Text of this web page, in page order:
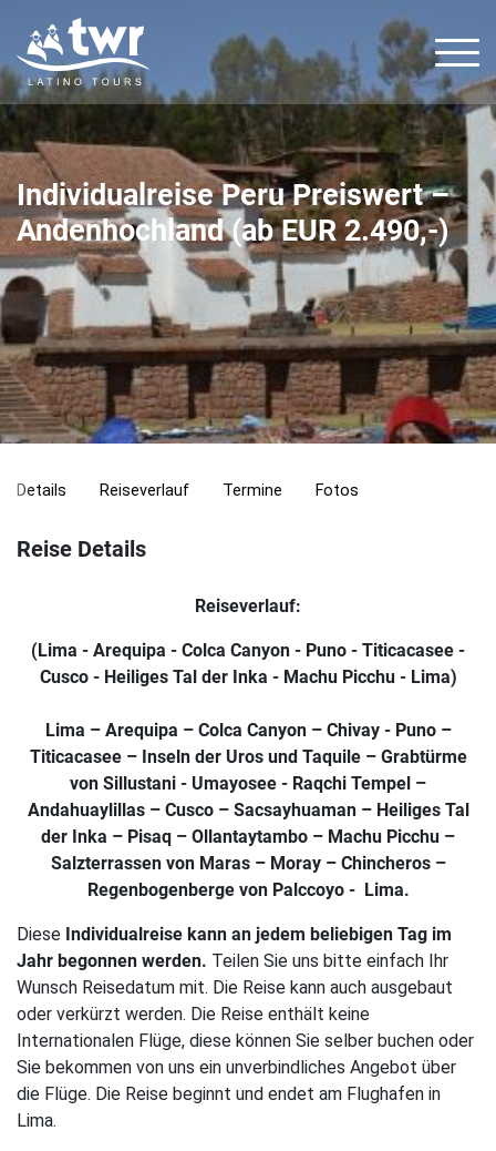
Ihr
Spezialist
für
Lateinamerika
Reisen
+49
379/30143
+49
1511
thorsten@twr-
Reisen
Bolivien
Reisen
Chile
Reisen
Ecuador
Reisen
Argentinien
Reisen
Kolumbien
Reisen
Individualreisen
Reisen
Bolivien
Reisen
Chile
Reisen
Ecuador
Reisen
Argentinien
Reisen
Kolumbien
Reisen
Service
uns
Peru,
Bolivien,
Chile
Reiseinformationen
Reiseziele
Peru
Unterkünfte
Reiseleitung
Versicherungen
Soziales
Kontakt
Individualreise Peru Preiswert –
Andenhochland (ab EUR 2.490,-)
Details Reiseverlauf Termine Fotos
Reise Details
Reiseverlauf:
(Lima - Arequipa - Colca Canyon - Puno - Titicacasee -
Cusco - Heiliges Tal der Inka - Machu Picchu - Lima)
Lima – Arequipa – Colca Canyon – Chivay - Puno –
Titicacasee – Inseln der Uros und Taquile – Grabtürme
von Sillustani - Umayosee - Raqchi Tempel –
Andahuaylillas – Cusco – Sacsayhuaman – Heiliges Tal
der Inka – Pisaq – Ollantaytambo – Machu Picchu –
Salzterrassen von Maras – Moray – Chincheros –
Regenbogenberge von Palccoyo - Lima.
Diese Individualreise kann an jedem beliebigen Tag im
Jahr begonnen werden. Teilen Sie uns bitte einfach Ihr
Wunsch Reisedatum mit. Die Reise kann auch ausgebaut
oder verkürzt werden. Die Reise enthält keine
Internationalen Flüge, diese können Sie selber buchen oder
Sie bekommen von uns ein unverbindliches Angebot über
die Flüge. Die Reise beginnt und endet am Flughafen in
Lima.